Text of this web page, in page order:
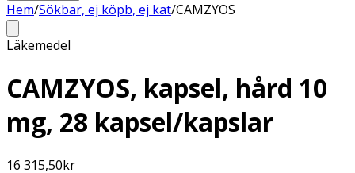
Hem/Sökbar, ej köpb, ej kat/CAMZYOS
Läkemedel
CAMZYOS, kapsel, hård 10
mg, 28 kapsel/kapslar
16 315,50kr